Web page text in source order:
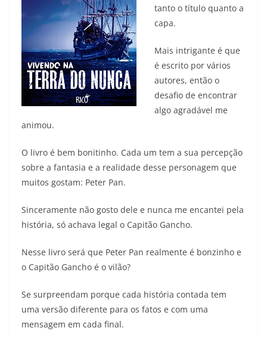
tanto o título quanto a
capa.
Mais intrigante é que
é escrito por vários
autores, então o
desafio de encontrar
algo agradável me
animou.
O livro é bem bonitinho. Cada um tem a sua percepção
sobre a fantasia e a realidade desse personagem que
muitos gostam: Peter Pan.
Sinceramente não gosto dele e nunca me encantei pela
história, só achava legal o Capitão Gancho.
Nesse livro será que Peter Pan realmente é bonzinho e
o Capitão Gancho é o vilão?
Se surpreendam porque cada história contada tem
uma versão diferente para os fatos e com uma
mensagem em cada final.